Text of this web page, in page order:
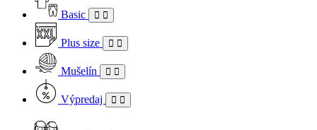
Basic
Plus size
Mušelín
Výpredaj